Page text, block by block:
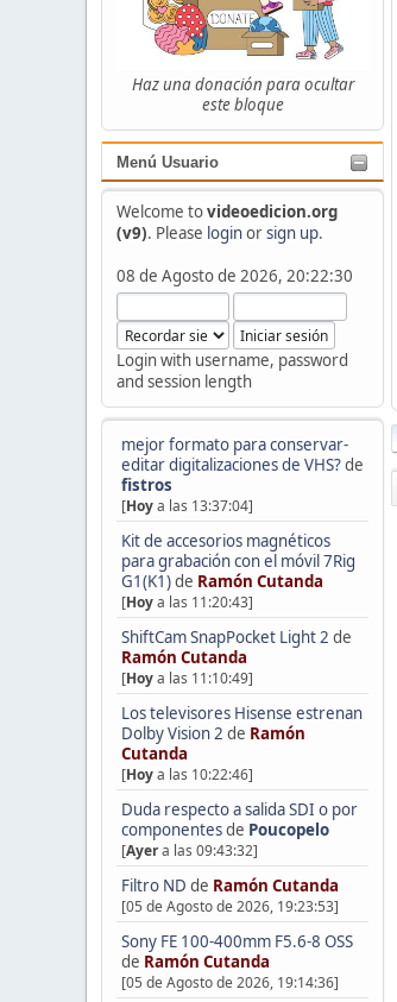
Haz una donación para ocultar
este bloque
Menú Usuario
Welcome tovideoedicion.org
(v9). Please loginorsign up.
08 de Agosto de 2026, 20:22:30
Login with username, password
and session length
mejor formato para conservar-
editar digitalizaciones de VHS?de
fistros
[Hoya las 13:37:04]
Kit de accesorios magnéticos
para grabación con el móvil 7Rig
G1(K1)de Ramón Cutanda
[Hoya las 11:20:43]
ShiftCam SnapPocket Light 2 de
Ramón Cutanda
[Hoya las 11:10:49]
Los televisores Hisense estrenan
Dolby Vision 2 de Ramón
Cutanda
[Hoya las 10:22:46]
Duda respecto a salida SDI o por
componentesde Poucopelo
[Ayera las 09:43:32]
Filtro ND de Ramón Cutanda
[05 de Agosto de 2026, 19:23:53]
Sony FE 100-400mm F5.6-8 OSS
de Ramón Cutanda
[05 de Agosto de 2026, 19:14:36]